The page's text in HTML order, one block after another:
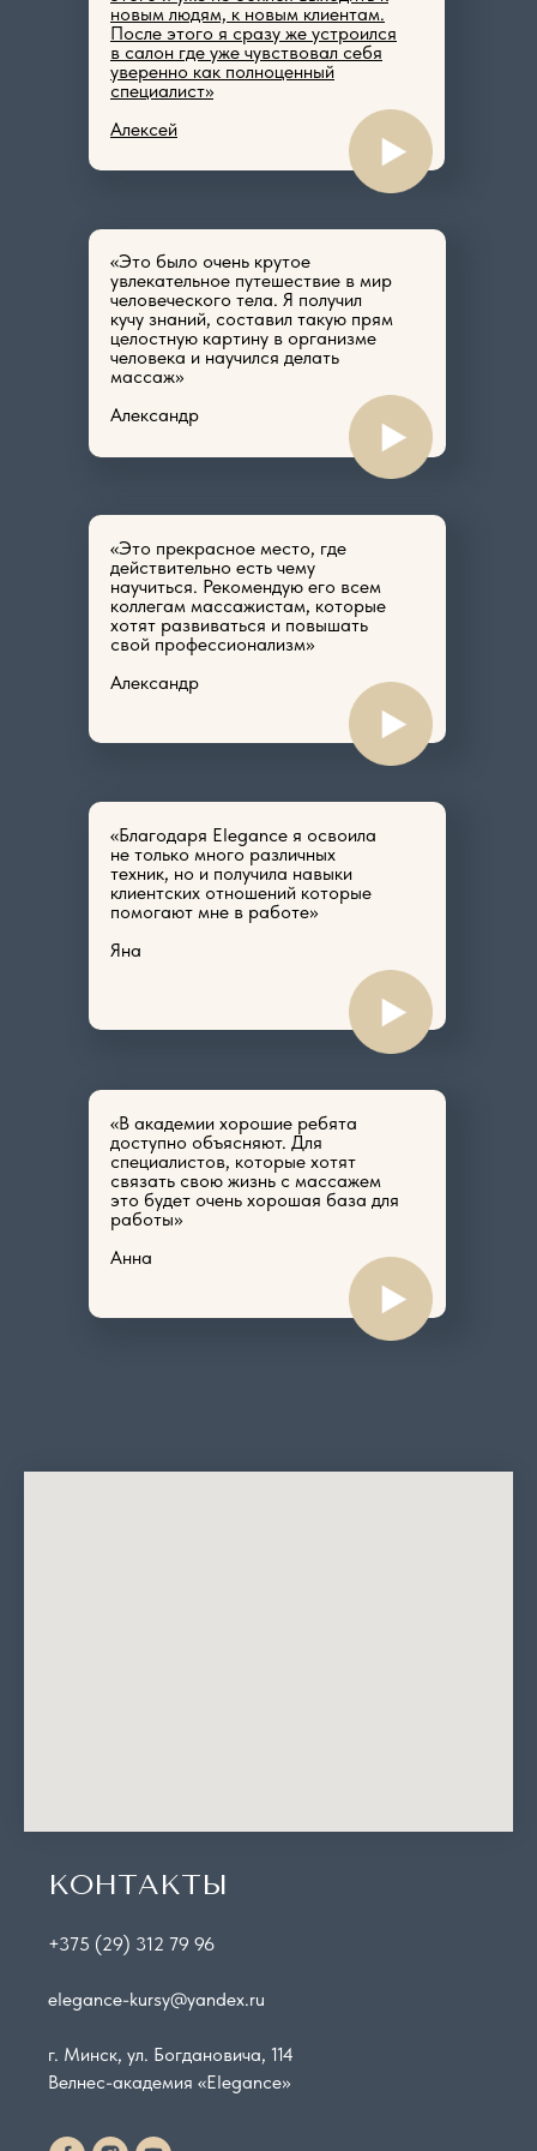
новым людям, к новым клиентам.
После этого я сразу же устроился
в салон где уже чувствовал себя
уверенно как полноценный
специалист»
Алексей
«Это было очень крутое
увлекательное путешествие в мир
человеческого тела. Я получил
кучу знаний, составил такую прям
целостную картину в организме
человека и научился делать
массаж»
Александр
«Это прекрасное место, где
действительно есть чему
научиться. Рекомендую его всем
коллегам массажистам, которые
хотят развиваться и повышать
свой профессионализм»
Александр
«Благодаря Elegance я освоила
не только много различных
техник, но и получила навыки
клиентских отношений которые
помогают мне в работе»
Яна
«В академии хорошие ребята
доступно объясняют. Для
специалистов, которые хотят
связать свою жизнь с массажем
это будет очень хорошая база для
работы»
Анна
КОНТАКТЫ
+375 (29) 312 79 96
elegance-kursy@yandex.ru
г. Минск, ул. Богдановича, 114
Велнес-академия «Elegance»